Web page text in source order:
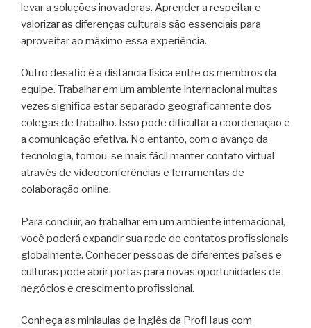
levar a soluções inovadoras. Aprender a respeitar e
valorizar as diferenças culturais são essenciais para
aproveitar ao máximo essa experiência.
Outro desafio é a distância física entre os membros da
equipe. Trabalhar em um ambiente internacional muitas
vezes significa estar separado geograficamente dos
colegas de trabalho. Isso pode dificultar a coordenação e
a comunicação efetiva. No entanto, com o avanço da
tecnologia, tornou-se mais fácil manter contato virtual
através de videoconferências e ferramentas de
colaboração online.
Para concluir, ao trabalhar em um ambiente internacional,
você poderá expandir sua rede de contatos profissionais
globalmente. Conhecer pessoas de diferentes países e
culturas pode abrir portas para novas oportunidades de
negócios e crescimento profissional.
Conheça as miniaulas de Inglês da ProfHaus com